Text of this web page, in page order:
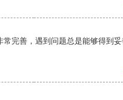
常完善，遇到问题总是能够得到